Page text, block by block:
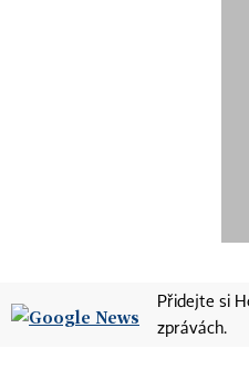
Přidejte si
zprávách.